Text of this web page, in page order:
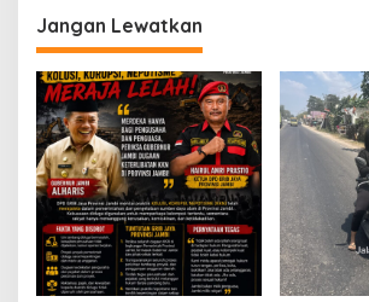
g
a
s
i
p
o
s
Jangan Lewatkan